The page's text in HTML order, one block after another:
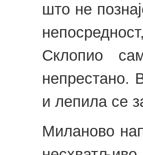
што не
Склопио
непрестано.
и лепила се
Миланово